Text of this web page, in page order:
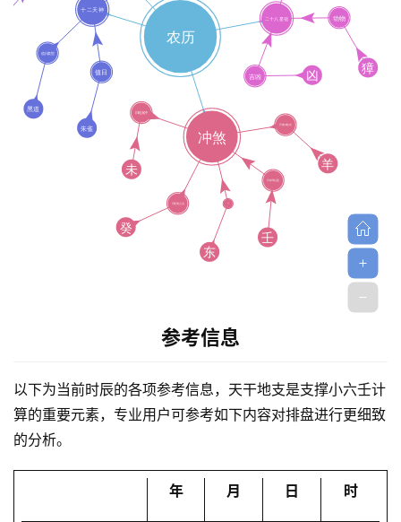
黄
历
参考信息
以下为当前时辰的各项参考信息，天干地支是支撑小六壬计
算的重要元素，专业用户可参考如下内容对排盘进行更细致
的分析。
年 月 日 时